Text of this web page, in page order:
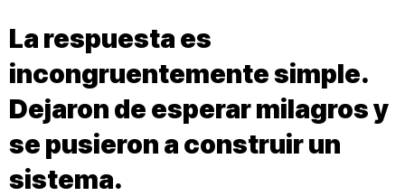
La respuesta es
incongruentemente simple.
Dejaron de esperar milagros y
se pusieron a construir un
sistema.